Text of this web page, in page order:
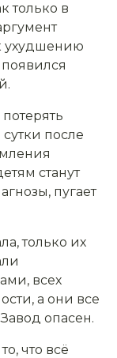
только в
ухудшению
появился
после
станут
пугает
только их
всех
а они все
опасен.
что всё